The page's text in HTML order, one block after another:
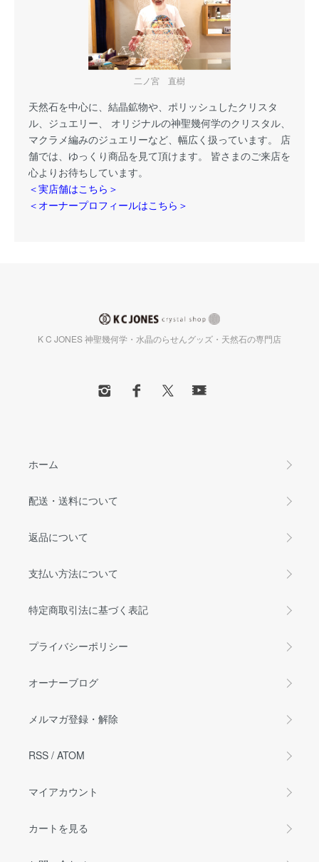
二ノ宮 直樹
天然石を中心に、結晶鉱物や、ポリッシュしたクリスタ
ル、ジュエリー、 オリジナルの神聖幾何学のクリスタル、
マクラメ編みのジュエリーなど、幅広く扱っています。 店
舗では、ゆっくり商品を見て頂けます。 皆さまのご来店を
心よりお待ちしています。
＜実店舗はこちら＞
＜オーナープロフィールはこちら＞
K C JONES 神聖幾何学・水晶のらせんグッズ・天然石の専門店
ホーム
配送・送料について
返品について
支払い方法について
特定商取引法に基づく表記
プライバシーポリシー
オーナーブログ
メルマガ登録・解除
RSS / ATOM
マイアカウント
カートを見る